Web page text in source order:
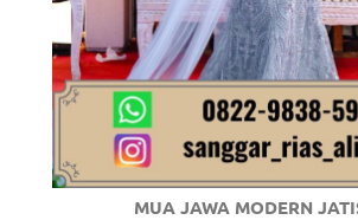
guys
MUA JAWA MODERN